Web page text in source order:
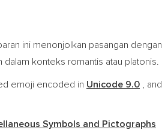
ini menonjolkan pasangan dengan
konteks romantis atau platonis.
emoji encoded in Unicode 9.0 , and
Symbols and Pictographs